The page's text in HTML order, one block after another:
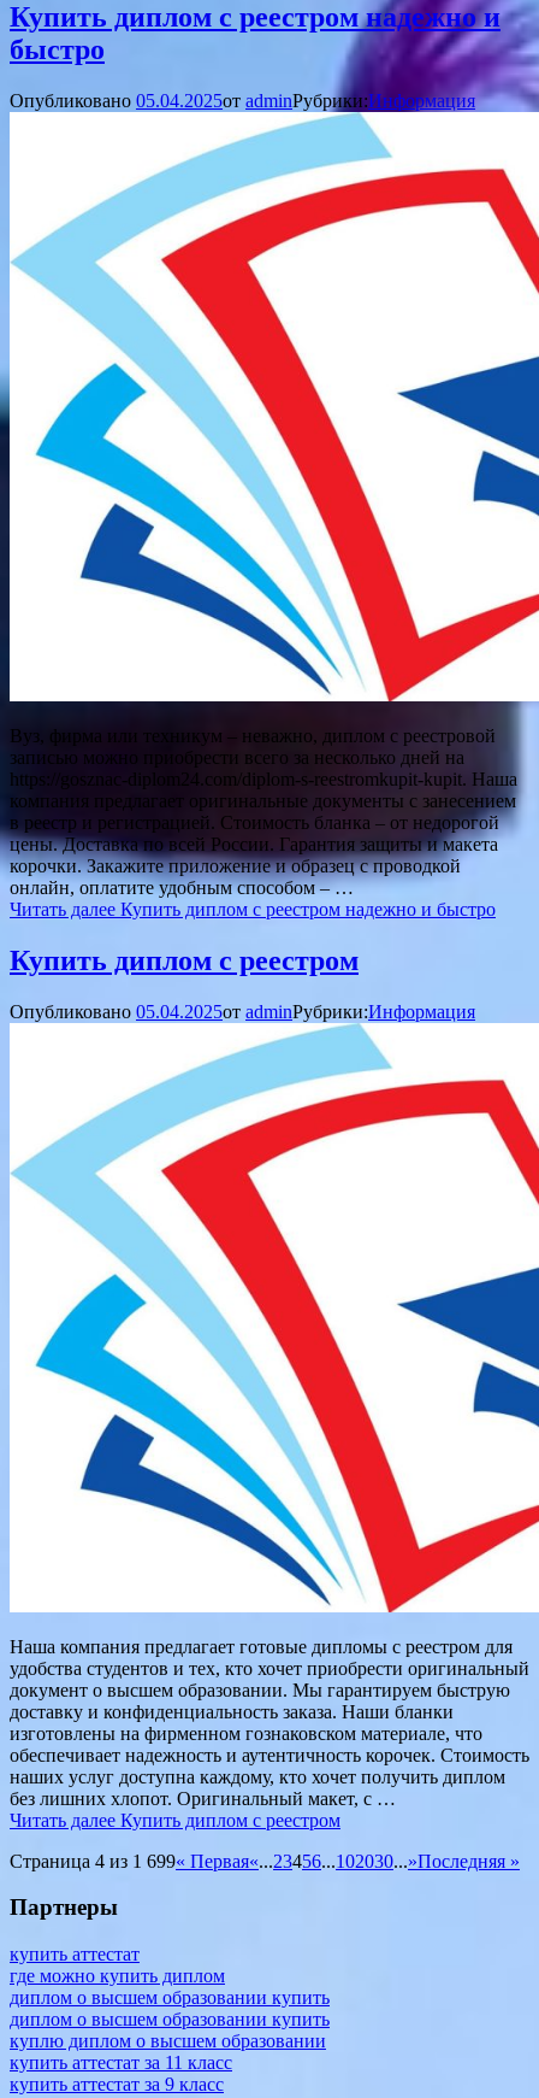
Купить диплом с реестром надежно и
быстро
Опубликовано 05.04.2025от adminРубрики:Информация
Вуз, фирма или техникум – неважно, диплом с реестровой
записью можно приобрести всего за несколько дней на
https://gosznac-diplom24.com/diplom-s-reestromkupit-kupit. Наша
компания предлагает оригинальные документы с занесением
в реестр и регистрацией. Стоимость бланка – от недорогой
цены. Доставка по всей России. Гарантия защиты и макета
корочки. Закажите приложение и образец с проводкой
онлайн, оплатите удобным способом – …
Читать далее Купить диплом с реестром надежно и быстро
Купить диплом с реестром
Опубликовано 05.04.2025от adminРубрики:Информация
Наша компания предлагает готовые дипломы с реестром для
удобства студентов и тех, кто хочет приобрести оригинальный
документ о высшем образовании. Мы гарантируем быструю
доставку и конфиденциальность заказа. Наши бланки
изготовлены на фирменном гознаковском материале, что
обеспечивает надежность и аутентичность корочек. Стоимость
наших услуг доступна каждому, кто хочет получить диплом
без лишних хлопот. Оригинальный макет, с …
Читать далее Купить диплом с реестром
Страница 4 из 1 699« Первая«...23456...102030...»Последняя »
Партнеры
купить аттестат
где можно купить диплом
диплом о высшем образовании купить
диплом о высшем образовании купить
куплю диплом о высшем образовании
купить аттестат за 11 класс
купить аттестат за 9 класс